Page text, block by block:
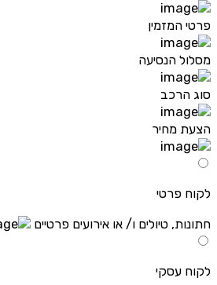
פרטי המזמין
מסלול הנסיעה
סוג הרכב
הצעת מחיר
לקוח פרטי
חתונות, טיולים ו/ או אירועים פרטיים
לקוח עסקי